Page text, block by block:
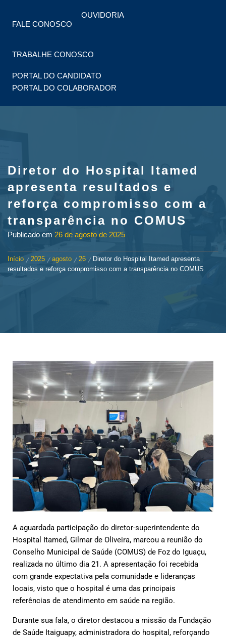
FALE CONOSCO
OUVIDORIA
TRABALHE CONOSCO
PORTAL DO CANDIDATO
PORTAL DO COLABORADOR
Diretor do Hospital Itamed
apresenta resultados e
reforça compromisso com a
transparência no COMUS
Publicado em 26 de agosto de 2025
Início 2025 agosto 26
Diretor do Hospital Itamed apresenta
resultados e reforça compromisso com a transparência no COMUS
A aguardada participação do diretor-superintendente do
Hospital Itamed, Gilmar de Oliveira, marcou a reunião do
Conselho Municipal de Saúde (COMUS) de Foz do Iguaçu,
realizada no último dia 21. A apresentação foi recebida
com grande expectativa pela comunidade e lideranças
locais, visto que o hospital é uma das principais
referências de atendimento em saúde na região.
Durante sua fala, o diretor destacou a missão da Fundação
de Saúde Itaiguapy, administradora do hospital, reforçando